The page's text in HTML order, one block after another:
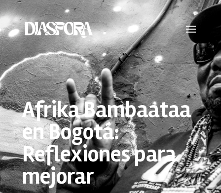
Afrika Bambaataa
en Bogotá:
Reflexiones para
mejorar